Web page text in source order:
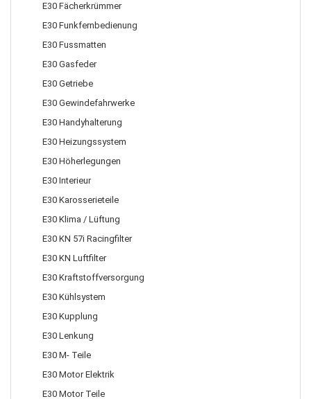
E30 Fächerkrümmer
E30 Funkfernbedienung
E30 Fussmatten
E30 Gasfeder
E30 Getriebe
E30 Gewindefahrwerke
E30 Handyhalterung
E30 Heizungssystem
E30 Höherlegungen
E30 Interieur
E30 Karosserieteile
E30 Klima / Lüftung
E30 KN 57i Racingfilter
E30 KN Luftfilter
E30 Kraftstoffversorgung
E30 Kühlsystem
E30 Kupplung
E30 Lenkung
E30 M- Teile
E30 Motor Elektrik
E30 Motor Teile